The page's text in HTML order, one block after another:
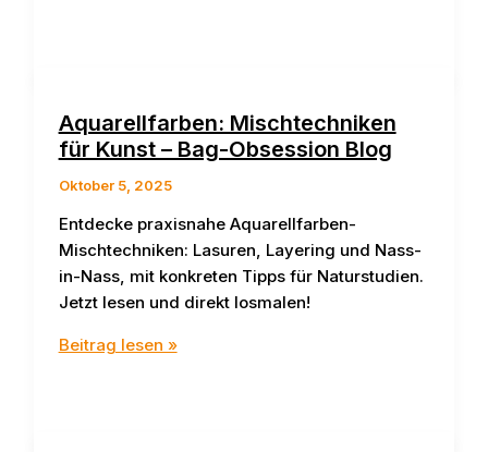
vom
Bag
Obsession
Blog
Aquarellfarben: Mischtechniken
für Kunst – Bag-Obsession Blog
Oktober 5, 2025
Entdecke praxisnahe Aquarellfarben-
Mischtechniken: Lasuren, Layering und Nass-
in-Nass, mit konkreten Tipps für Naturstudien.
Jetzt lesen und direkt losmalen!
Aquarellfarben:
Beitrag lesen »